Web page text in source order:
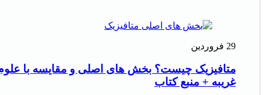
29 فروردین
متافیزیک چیست؟ بخش های اصلی و مقایسه با
غریبه + منبع کتاب